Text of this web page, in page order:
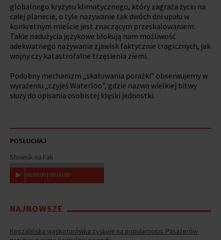
globalnego kryzysu klimatycznego, który zagraża życiu na
całej planecie, o tyle nazywanie tak dwóch dni upału w
konkretnym mieście jest znaczącym przeskalowaniem.
Takie nadużycia językowe blokują nam możliwość
adekwatnego nazywania zjawisk faktycznie tragicznych, jak
wojny czy katastrofalne trzęsienia ziemi.
Podobny mechanizm „skalowania porażki” obserwujemy w
wyrażeniu „czyjeś Waterloo”, gdzie nazwa wielkiej bitwy
służy do opisania osobistej klęski jednostki.
POSŁUCHAJ
Słownik na Fali
00:00:00 | 00:00:00
NAJNOWSZE
Koszalińska wąskotorówka zyskuje na popularności. Pasażerów